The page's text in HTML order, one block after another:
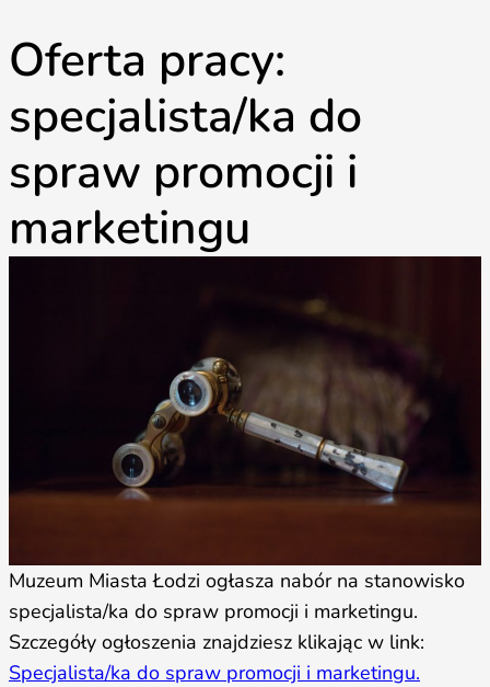
Oferta pracy:
specjalista/ka do
spraw promocji i
marketingu
Muzeum Miasta Łodzi ogłasza nabór na stanowisko
specjalista/ka do spraw promocji i marketingu.
Szczegóły ogłoszenia znajdziesz klikając w link:
Specjalista/ka do spraw promocji i marketingu.